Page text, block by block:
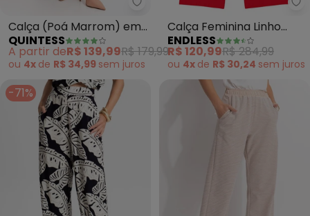
Quintess - Calça (Poá
Calça (Poá Marrom) em
Tecido Plano
Maquinetado
QUINTESS
A partir deR$ 139,99R$ 179,99
ou 4x de R$ 34,99 sem juros
Calça Feminina Linho
Strong (Vermelho)
ENDLESS
R$ 120,99R$ 284,99
ou 4x de R$ 30,24 sem juros
-71%